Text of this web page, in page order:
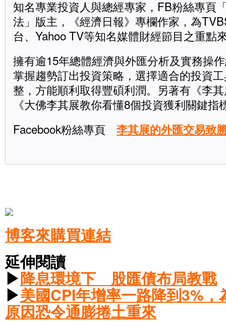
知名專業投資人與總經專家，FB粉絲專頁
法」版主，《經濟日報》專欄作家，為
台、Yahoo TV等知名媒體財經節目之重點
擁有逾15年總體經濟與外匯分析及實務操
掌握趨勢訂出投資策略，選擇適合的投資
整，方能順利取得豐碩利潤。另著有《李
《大佛李其展教你看懂8個投資獲利關鍵指
Facebook粉絲專頁 李其展的外匯交易致
博客來購買連結
延伸閱讀
▶降息環境下 股匯債布局教戰
▶美國CPI年增率一路降到3%
原因恐令通膨捲土重來